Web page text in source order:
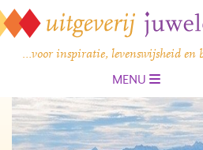
…voor inspiratie, levenswijsheid en
MENU